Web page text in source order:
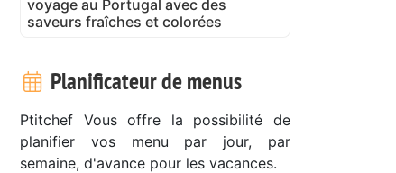
voyage au Portugal avec des
saveurs fraîches et colorées
Planificateur de menus
Ptitchef Vous offre la possibilité de
planifier vos menu par jour, par
semaine, d'avance pour les vacances.